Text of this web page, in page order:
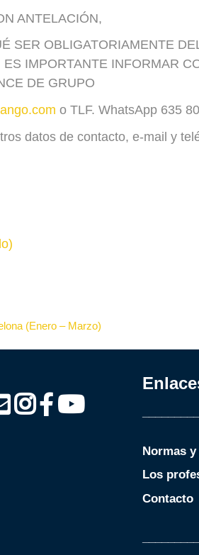
ANTELACIÓN,
SER OBLIGATORIAMENTE
IMPORTANTE INFORMAR
DE GRUPO
o TLF. WhatsApp 635
datos de contacto, e-mail y
(Enero – Marzo)
Normas
Los
Contacto